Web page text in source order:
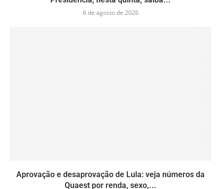
6 de agosto de 2026
Aprovação e desaprovação de Lula: veja números da
Quaest por renda, sexo,...